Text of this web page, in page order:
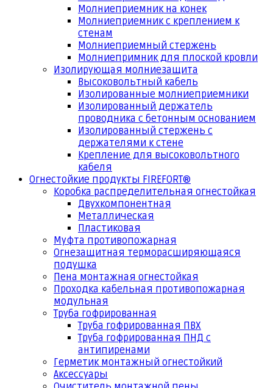
Молниеприемник на конек
Молниеприемник с креплением к
стенам
Молниеприемный стержень
Молниепримник для плоской кровли
Изолирующая молниезащита
Высоковольтный кабель
Изолированные молниеприемники
Изолированный держатель
проводника с бетонным основанием
Изолированный стержень с
держателями к стене
Крепление для высоковольтного
кабеля
Огнестойкие продукты FIREFORT®
Коробка распределительная огнестойкая
Двухкомпонентная
Металлическая
Пластиковая
Муфта противопожарная
Огнезащитная терморасширяющаяся
подушка
Пена монтажная огнестойкая
Проходка кабельная противопожарная
модульная
Труба гофрированная
Труба гофрированная ПВХ
Труба гофрированная ПНД с
антипиренами
Герметик монтажный огнестойкий
Аксессуары